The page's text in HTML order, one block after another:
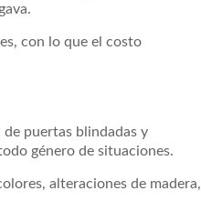
con lo que el costo
puertas blindadas y
género de situaciones.
alteraciones de madera,